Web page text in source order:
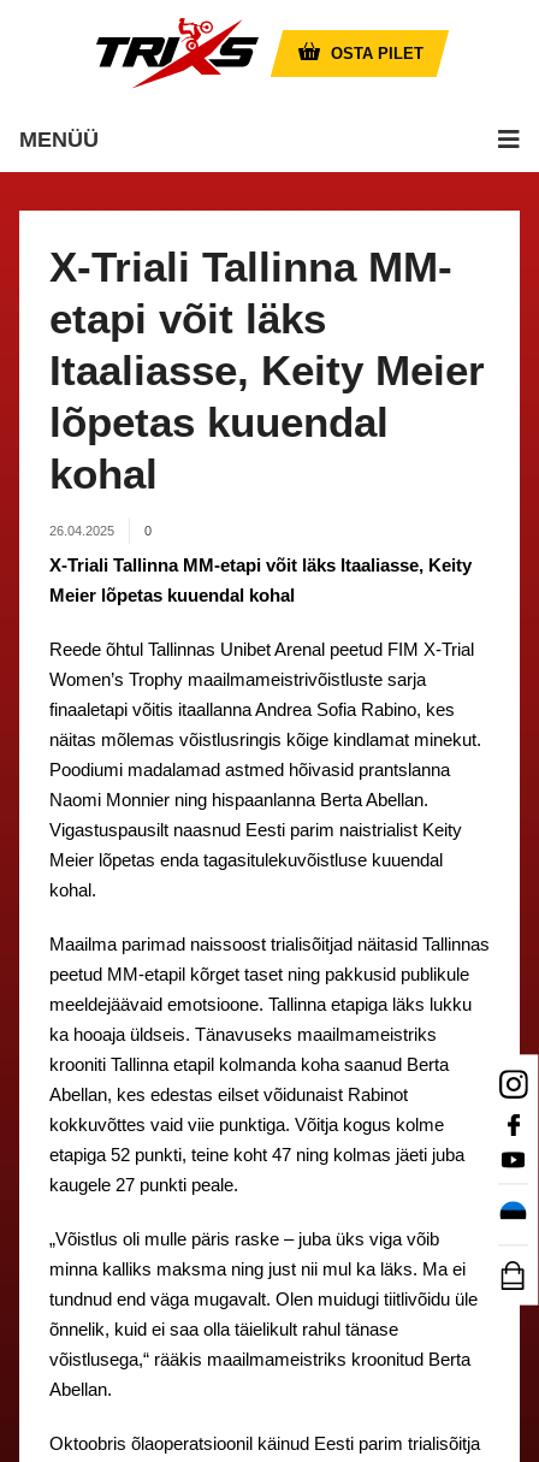
OSTA PILET
MENÜÜ
X-Triali Tallinna MM-
etapi võit läks
Itaaliasse, Keity Meier
lõpetas kuuendal
kohal
26.04.2025 0
X-Triali Tallinna MM-etapi võit läks Itaaliasse, Keity
Meier lõpetas kuuendal kohal
Reede õhtul Tallinnas Unibet Arenal peetud FIM X-Trial
Women’s Trophy maailmameistrivõistluste sarja
finaaletapi võitis itaallanna Andrea Sofia Rabino, kes
näitas mõlemas võistlusringis kõige kindlamat minekut.
Poodiumi madalamad astmed hõivasid prantslanna
Naomi Monnier ning hispaanlanna Berta Abellan.
Vigastuspausilt naasnud Eesti parim naistrialist Keity
Meier lõpetas enda tagasitulekuvõistluse kuuendal
kohal.
Maailma parimad naissoost trialisõitjad näitasid Tallinnas
peetud MM-etapil kõrget taset ning pakkusid publikule
meeldejäävaid emotsioone. Tallinna etapiga läks lukku
ka hooaja üldseis. Tänavuseks maailmameistriks
krooniti Tallinna etapil kolmanda koha saanud Berta
Abellan, kes edestas eilset võidunaist Rabinot
kokkuvõttes vaid viie punktiga. Võitja kogus kolme
etapiga 52 punkti, teine koht 47 ning kolmas jäeti juba
kaugele 27 punkti peale.
„Võistlus oli mulle päris raske – juba üks viga võib
minna kalliks maksma ning just nii mul ka läks. Ma ei
tundnud end väga mugavalt. Olen muidugi tiitlivõidu üle
õnnelik, kuid ei saa olla täielikult rahul tänase
võistlusega,“ rääkis maailmameistriks kroonitud Berta
Abellan.
Oktoobris õlaoperatsioonil käinud Eesti parim trialisõitja